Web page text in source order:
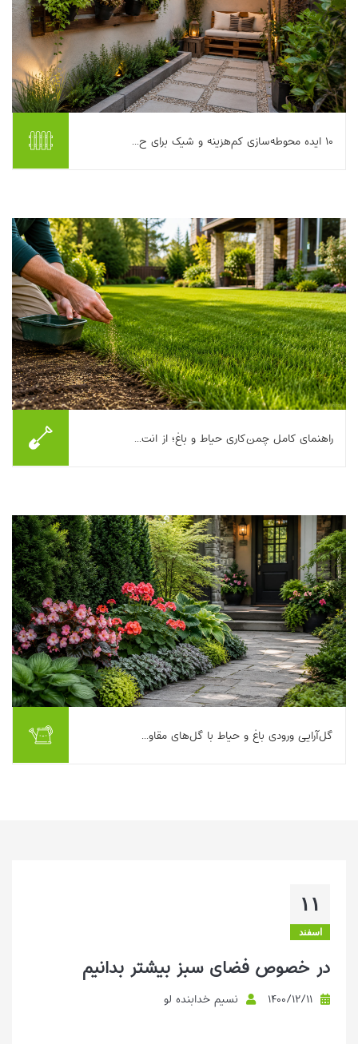
اگر حیاطتان کوچک است، لازم نیست قید زیبایی و آرامش را بزنید.
بیشتر بخوانیم ...
۱۰ ایده محوطه‌سازی کم‌هزینه و شیک برای ح...
اگر دوست دارید حیاط یا باغ‌تان مثل یک فرش سبز، یکدست و نرم
بیشتر بخوانیم ...
راهنمای کامل چمن‌کاری حیاط و باغ؛ از انت...
ورودی باغ یا حیاط، اولین چیزی است که مهمان‌ها می‌بینند و حتی
گل‌آرایی ورودی باغ و حیاط با گل‌های مقاو...
۱۱
اسفند
در خصوص فضای سبز بیشتر بدانیم
۱۴۰۰/۱۲/۱۱ نسیم خدابنده لو